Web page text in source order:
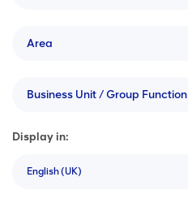
Area
Business Unit / Group Function
Display in:
English (UK)